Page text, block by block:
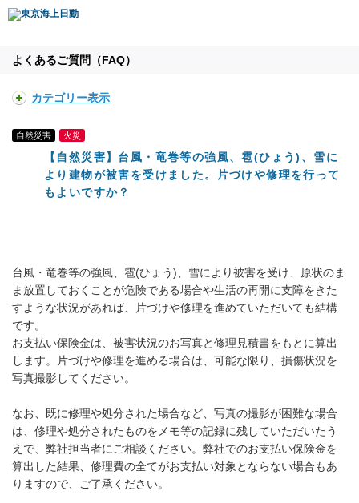
よくあるご質問（FAQ）
カテゴリー表示
自然災害 火災
【自然災害】台風・竜巻等の強風、雹(ひょう)、雪に
より建物が被害を受けました。片づけや修理を行って
もよいですか？
台風・竜巻等の強風、雹(ひょう)、雪により被害を受け、原状のま
ま放置しておくことが危険である場合や生活の再開に支障をきた
すような状況があれば、片づけや修理を進めていただいても結構
です。
お支払い保険金は、被害状況のお写真と修理見積書をもとに算出
します。片づけや修理を進める場合は、可能な限り、損傷状況を
写真撮影してください。
なお、既に修理や処分された場合など、写真の撮影が困難な場合
は、修理や処分されたものをメモ等の記録に残していただいたう
えで、弊社担当者にご相談ください。弊社でのお支払い保険金を
算出した結果、修理費の全てがお支払い対象とならない場合もあ
りますので、ご了承ください。